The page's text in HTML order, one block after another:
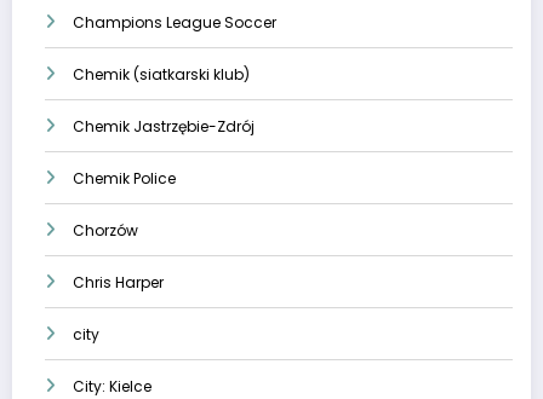
Champions League Soccer
Chemik (siatkarski klub)
Chemik Jastrzębie-Zdrój
Chemik Police
Chorzów
Chris Harper
city
City: Kielce